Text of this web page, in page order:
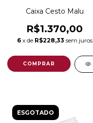
Caixa Cesto Malu
R$1.370,00
6 x de R$228,33 sem juros
ESGOTADO